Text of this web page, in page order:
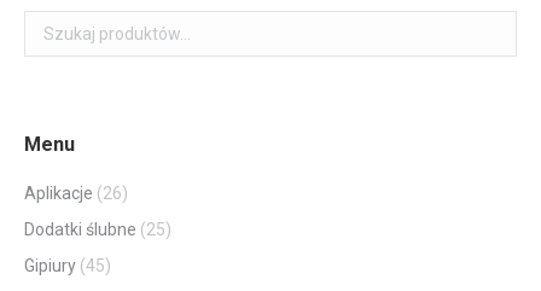
Menu
Aplikacje (26)
Dodatki ślubne (25)
Gipiury (45)